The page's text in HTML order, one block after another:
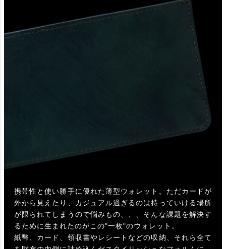
携帯性と使い勝手に優れた薄型ウォレット。ただカードが
外から見えたり、カジュアル過ぎるのは持っていける場所
が限られてしまうので悩みもの、、、そんな課題を解決す
るために生まれたのがこの"一枚"のウォレット。
紙幣、カード、領収書やレシートなどの収納、それら全て